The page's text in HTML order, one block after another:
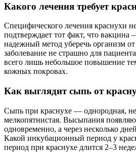
Какого лечения требует
Специфического лечения краснухи
подтверждает тот факт, что вакцина
надежный метод уберечь организм
заболевание не страшно для
всего лишь небольшое повышение
кожных покровах.
Как выглядит сыпь от
Сыпь при краснухе — однородная,
мелкопятнистая. Высыпания
одновременно, а через несколько
Какой инкубационный период у
период при краснухе длится 2–3